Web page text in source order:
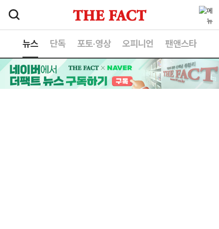
뉴스 단독 포토·영상 오피니언 팬앤스타